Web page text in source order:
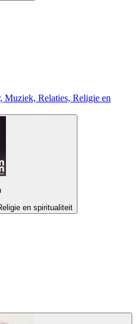
Relaties, Religie en
en spiritualiteit